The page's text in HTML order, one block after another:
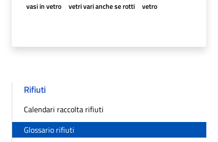
vasi in vetro
vetri vari anche se rotti vetro
Rifiuti
Calendari raccolta rifiuti
Glossario rifiuti